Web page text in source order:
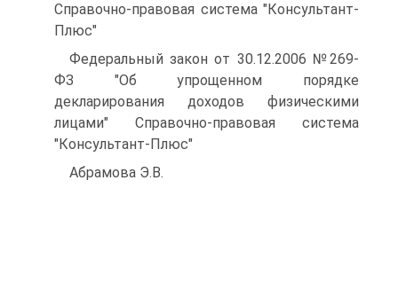
Справочно-правовая система "Консультант-
Плюс"
Федеральный закон от 30.12.2006 №269-
ФЗ "Об упрощенном порядке
декларирования доходов физическими
лицами" Справочно-правовая система
"Консультант-Плюс"
Абрамова Э.В.